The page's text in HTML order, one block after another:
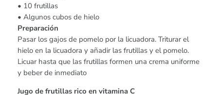
• 10 frutillas
• Algunos cubos de hielo
Preparación
Pasar los gajos de pomelo por la licuadora. Triturar el
hielo en la licuadora y añadir las frutillas y el pomelo.
Licuar hasta que las frutillas formen una crema uniforme
y beber de inmediato
Jugo de frutillas rico en vitamina C